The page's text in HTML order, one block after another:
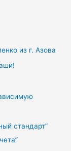
из г. Азова
стандарт”